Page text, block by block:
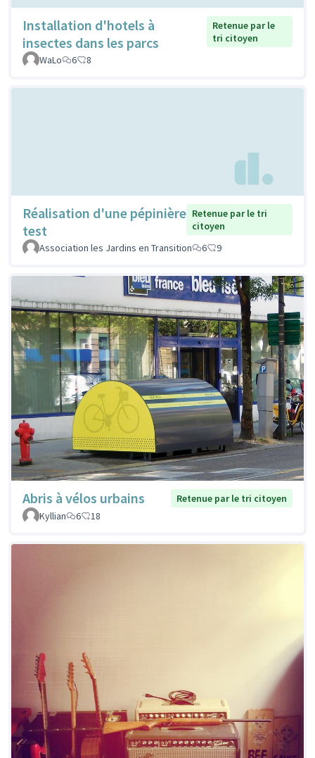
Installation d'hotels à
insectes dans les parcs
Retenue par le
tri citoyen
WaLo
6 8
Réalisation d'une pépinière
test
Retenue par le tri
citoyen
Association les Jardins en Transition
6 9
Abris à vélos urbains
Retenue par le tri citoyen
Kyllian
6 18